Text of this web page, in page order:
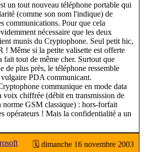
un tout nouveau téléphone portable qui
(comme son nom l'indique) de
communications. Pour que cela
nécessaire que les deux
munis du Cryptophone. Seul petit hic,
! Même si la petite valisette est offerte
fait tout de même cher. Surtout que
de plus près, le téléphone ressemble
PDA communicant.
communique en mode data
voix chiffrée (débit en transmission de
norme GSM classique) : hors-forfait
opérateurs ! Mais la confidentialité a un
🗓 dimanche 16 novembre 2003